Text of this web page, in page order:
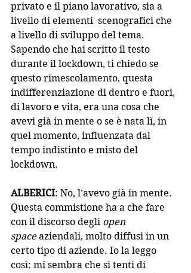
privato e il piano lavorativo, sia a
livello di elementi  scenografici che
a livello di sviluppo del tema.
Sapendo che hai scritto il testo
durante il lockdown, ti chiedo se
questo rimescolamento, questa
indifferenziazione di dentro e fuori,
di lavoro e vita, era una cosa che
avevi già in mente o se è nata lì, in
quel momento, influenzata dal
tempo indistinto e misto del
lockdown.
ALBERICI: No, l’avevo già in mente.
Questa commistione ha a che fare
con il discorso degli open
space aziendali, molto diffusi in un
certo tipo di aziende. Io la leggo
così: mi sembra che si tenti di